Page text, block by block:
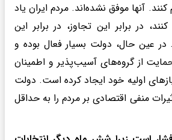
کنند. آنها موفق نشده‌اند. مردم ایران یاد
در برابر این تجاوز، در برابر این
در عین حال، دولت بسیار فعال بوده و
حمایت از گروه‌های آسیب‌پذیر و اطمینان
اولیه خود ایجاد کرده است. دولت
منفی اقتصادی بر مردم را به حداقل